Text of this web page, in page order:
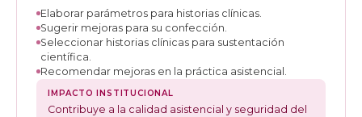
Elaborar parámetros para historias clínicas.
Sugerir mejoras para su confección.
Seleccionar historias clínicas para sustentación
científica.
Recomendar mejoras en la práctica asistencial.
IMPACTO INSTITUCIONAL
Contribuye a la calidad asistencial y seguridad del